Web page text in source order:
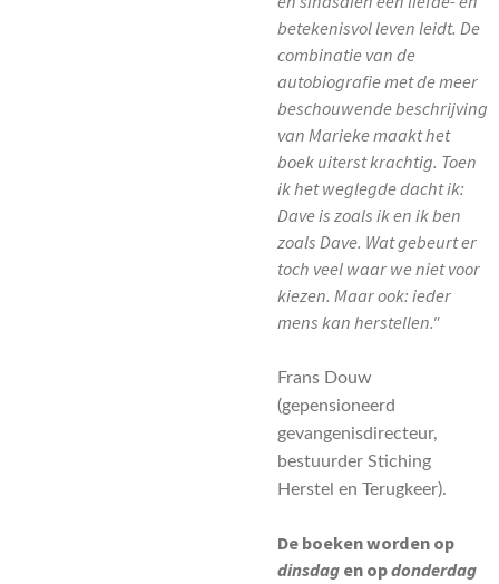
betekenisvol leven leidt. De
combinatie van de
autobiografie met de meer
beschouwende beschrijving
van Marieke maakt het
boek uiterst krachtig. Toen
ik het weglegde dacht ik:
Dave is zoals ik en ik ben
zoals Dave. Wat gebeurt er
toch veel waar we niet voor
kiezen. Maar ook: ieder
mens kan herstellen."
Frans Douw
(gepensioneerd
gevangenisdirecteur,
bestuurder Stiching
Herstel en Terugkeer).
De boeken worden op
dinsdag en opdonderdag